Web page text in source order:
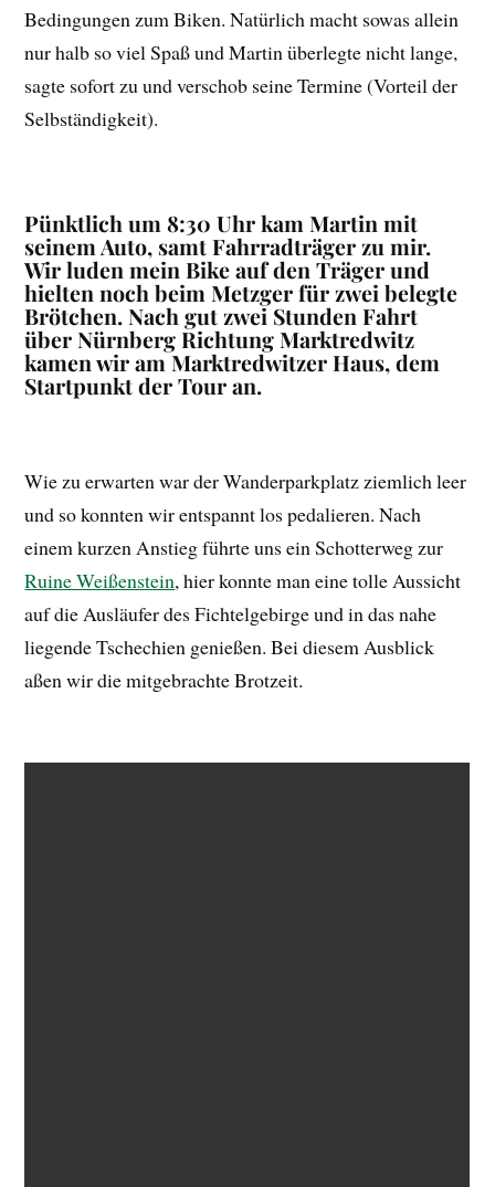
Bedingungen zum Biken. Natürlich macht sowas allein
nur halb so viel Spaß und Martin überlegte nicht lange,
sagte sofort zu und verschob seine Termine (Vorteil der
Selbständigkeit).
Pünktlich um 8:30 Uhr kam Martin mit
seinem Auto, samt Fahrradträger zu mir.
Wir luden mein Bike auf den Träger und
hielten noch beim Metzger für zwei belegte
Brötchen. Nach gut zwei Stunden Fahrt
über Nürnberg Richtung Marktredwitz
kamen wir am Marktredwitzer Haus, dem
Startpunkt der Tour an.
Wie zu erwarten war der Wanderparkplatz ziemlich leer
und so konnten wir entspannt los pedalieren. Nach
einem kurzen Anstieg führte uns ein Schotterweg zur
Ruine Weißenstein, hier konnte man eine tolle Aussicht
auf die Ausläufer des Fichtelgebirge und in das nahe
liegende Tschechien genießen. Bei diesem Ausblick
aßen wir die mitgebrachte Brotzeit.